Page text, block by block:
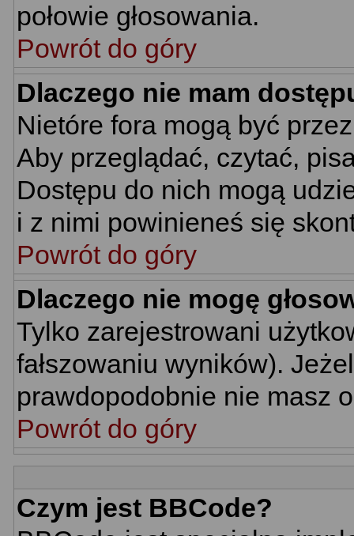
połowie głosowania.
Powrót do góry
Dlaczego nie mam
Nietóre fora mogą być
Aby przeglądać, czytać,
Dostępu do nich mogą
i z nimi powinieneś się
Powrót do góry
Dlaczego nie mogę
Tylko zarejestrowani
fałszowaniu wyników).
prawdopodobnie nie masz
Powrót do góry
Czym jest BBCode?